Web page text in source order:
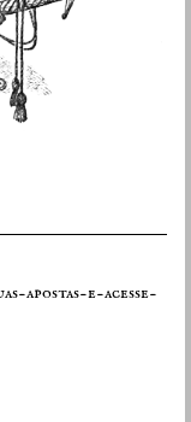
apostas-e-acesse-